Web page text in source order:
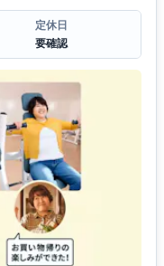
定休日
要確認